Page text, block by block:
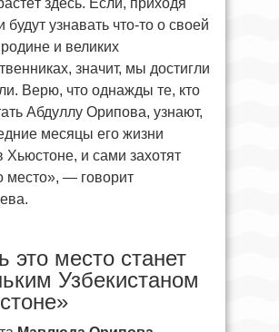
будут узнавать что-то о своей
и великих
значит, мы достигли
Верю, что однажды те, кто
Абдуллу Орипова, узнают,
месяцы его жизни
Хьюстоне, и сами захотят
место», — говорит
это место станет
Узбекистаном